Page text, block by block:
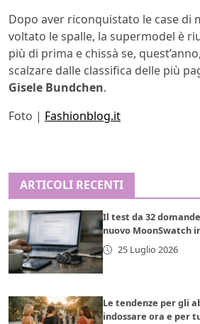
Dopo aver riconquistato le case di
voltato le spalle, la supermodel è
più di prima e chissà se,
scalzare dalle classifica delle più
Gisele Bundchen.
Foto | Fashionblog.it
ARTICOLI RECENTI
Il test da 32
nuovo MoonSwatch
25 Luglio 2026
Le tendenze per gli
indossare ora e per